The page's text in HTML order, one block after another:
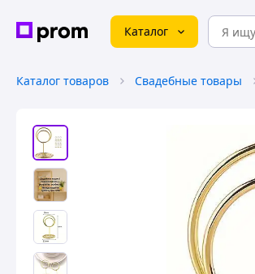
Каталог
Каталог товаров Свадебные товары